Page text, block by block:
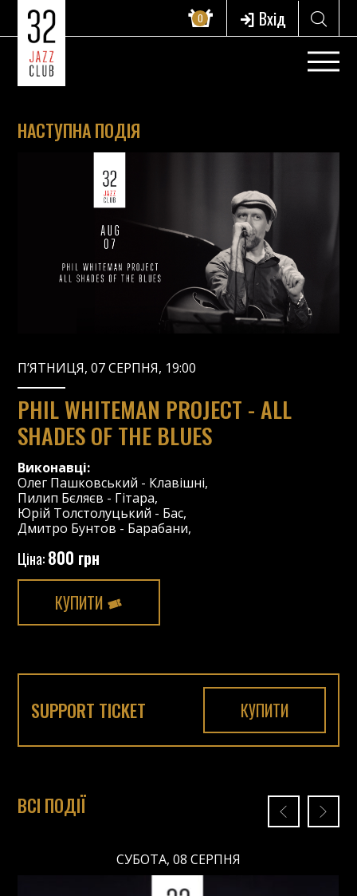
0 Вхід
НАСТУПНА ПОДІЯ
П’ЯТНИЦЯ, 07 СЕРПНЯ, 19:00
PHIL WHITEMAN PROJECT - ALL
SHADES OF THE BLUES
Виконавці:
Олег Пашковський - Клавішні,
Пилип Бєляєв - Гітара,
Юрій Толстолуцький - Бас,
Дмитро Бунтов - Барабани,
Ціна:800 грн
КУПИТИ
SUPPORT TICKET КУПИТИ
ВСІ ПОДІЇ
СУБОТА, 08 СЕРПНЯ